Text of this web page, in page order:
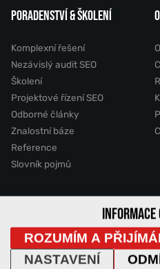
PORADENSTVÍ & ŠKOLENÍ
Komplexní řešení
Nezávislý audit SEO
Školení
Projektové řízení SEO
Odborné články
Znalostní báze
Reference
Slovník pojmů
2011 - 2026 © Comerto, s.r.o.
Mapa stránek GDPR Cookies
IP Adresa
INFORMACE
ROZUMÍM A
NASTAVENÍ